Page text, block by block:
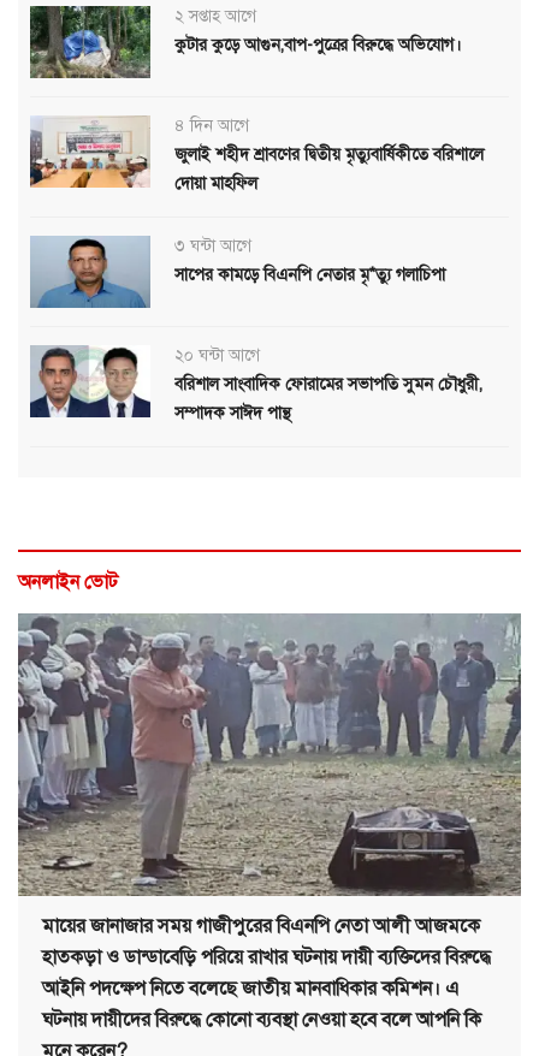
২ সপ্তাহ আগে
কুটার কুড়ে আগুন,বাপ-পুত্রের বিরুদ্ধে অভিযোগ।
৪ দিন আগে
জুলাই শহীদ শ্রাবণের দ্বিতীয় মৃত্যুবার্ষিকীতে বরিশালে
দোয়া মাহফিল
৩ ঘন্টা আগে
সাপের কামড়ে বিএনপি নেতার মৃ*ত্যু গলাচিপা
২০ ঘন্টা আগে
বরিশাল সাংবাদিক ফোরামের সভাপতি সুমন চৌধুরী,
সম্পাদক সাঈদ পান্থ
অনলাইন ভোট
মায়ের জানাজার সময় গাজীপুরের বিএনপি নেতা আলী আজমকে
হাতকড়া ও ডান্ডাবেড়ি পরিয়ে রাখার ঘটনায় দায়ী ব্যক্তিদের বিরুদ্ধে
আইনি পদক্ষেপ নিতে বলেছে জাতীয় মানবাধিকার কমিশন। এ
ঘটনায় দায়ীদের বিরুদ্ধে কোনো ব্যবস্থা নেওয়া হবে বলে আপনি কি
মনে করেন?